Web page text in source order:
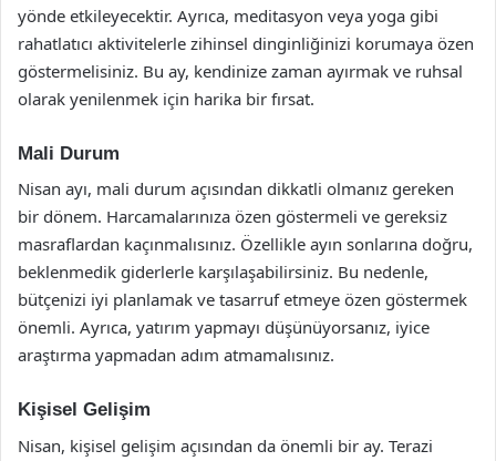
yönde etkileyecektir. Ayrıca, meditasyon veya yoga gibi
rahatlatıcı aktivitelerle zihinsel dinginliğinizi korumaya özen
göstermelisiniz. Bu ay, kendinize zaman ayırmak ve ruhsal
olarak yenilenmek için harika bir fırsat.
Mali Durum
Nisan ayı, mali durum açısından dikkatli olmanız gereken
bir dönem. Harcamalarınıza özen göstermeli ve gereksiz
masraflardan kaçınmalısınız. Özellikle ayın sonlarına doğru,
beklenmedik giderlerle karşılaşabilirsiniz. Bu nedenle,
bütçenizi iyi planlamak ve tasarruf etmeye özen göstermek
önemli. Ayrıca, yatırım yapmayı düşünüyorsanız, iyice
araştırma yapmadan adım atmamalısınız.
Kişisel Gelişim
Nisan, kişisel gelişim açısından da önemli bir ay. Terazi